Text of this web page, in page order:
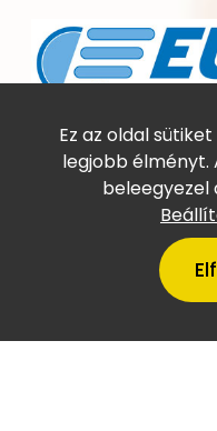
Ez az oldal
legjobb élményt.
beleegyezel
A VillámTúra
szerepel